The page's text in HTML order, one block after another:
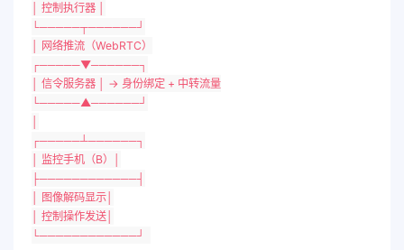
│ 控制执行器 │
└─────┬──────┘
│ 网络推流（WebRTC）
┌─────▼──────┐
│ 信令服务器 │ → 身份绑定 + 中转流量
└─────▲──────┘
┌─────┴──────┐
│ 监控手机（B）│
├────────────┤
│ 图像解码显示│
│ 控制操作发送│
└────────────┘